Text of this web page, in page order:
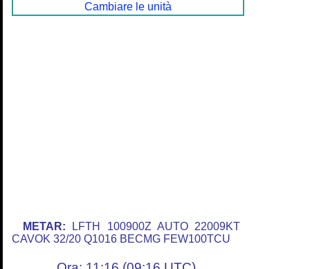
Cambiare le unità
METAR: LFTH 100900Z AUTO 22009KT
CAVOK 32/20 Q1016 BECMG FEW100TCU